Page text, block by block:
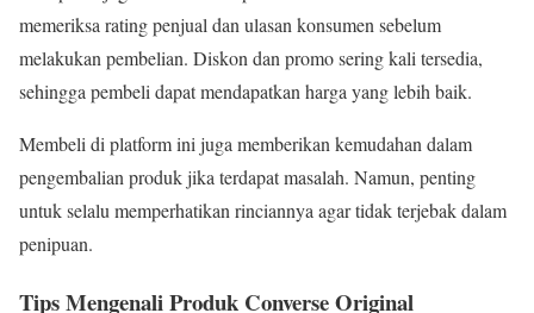
memeriksa rating penjual dan ulasan konsumen sebelum
melakukan pembelian. Diskon dan promo sering kali tersedia,
sehingga pembeli dapat mendapatkan harga yang lebih baik.
Membeli di platform ini juga memberikan kemudahan dalam
pengembalian produk jika terdapat masalah. Namun, penting
untuk selalu memperhatikan rinciannya agar tidak terjebak dalam
penipuan.
Tips Mengenali Produk Converse Original